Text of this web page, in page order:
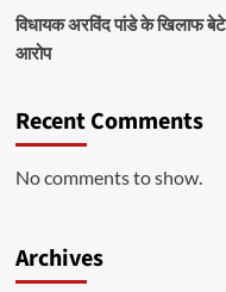
विधायक अरविंद पांडे के खिलाफ
आरोप
Recent Comments
No comments to show.
Archives